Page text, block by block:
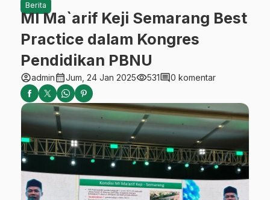
Berita
MI Ma`arif Keji Semarang Best
Practice dalam Kongres
Pendidikan PBNU
account_circleadmincalendar_monthJum, 24 Jan 2025visibility531comment0 komentar